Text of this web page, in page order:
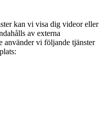
kan vi visa dig videor eller
av externa
använder vi följande tjänster